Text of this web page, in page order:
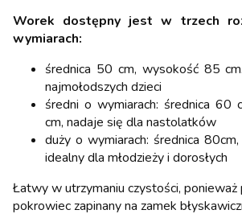
Worek dostępny jest w trzech
wymiarach:
średnica 50 cm, wysokość 85
najmołodszych dzieci
średni o wymiarach: średnica 60
cm, nadaje się dla nastolatków
duży o wymiarach: średnica
idealny dla młodzieży i dorosłych
Łatwy w utrzymaniu czystości, ponieważ
pokrowiec zapinany na zamek